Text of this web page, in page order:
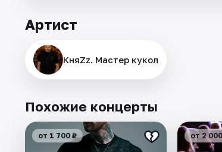
Артист
КняZz. Мастер кукол
Похожие концерты
от 1 700 ₽ от 2